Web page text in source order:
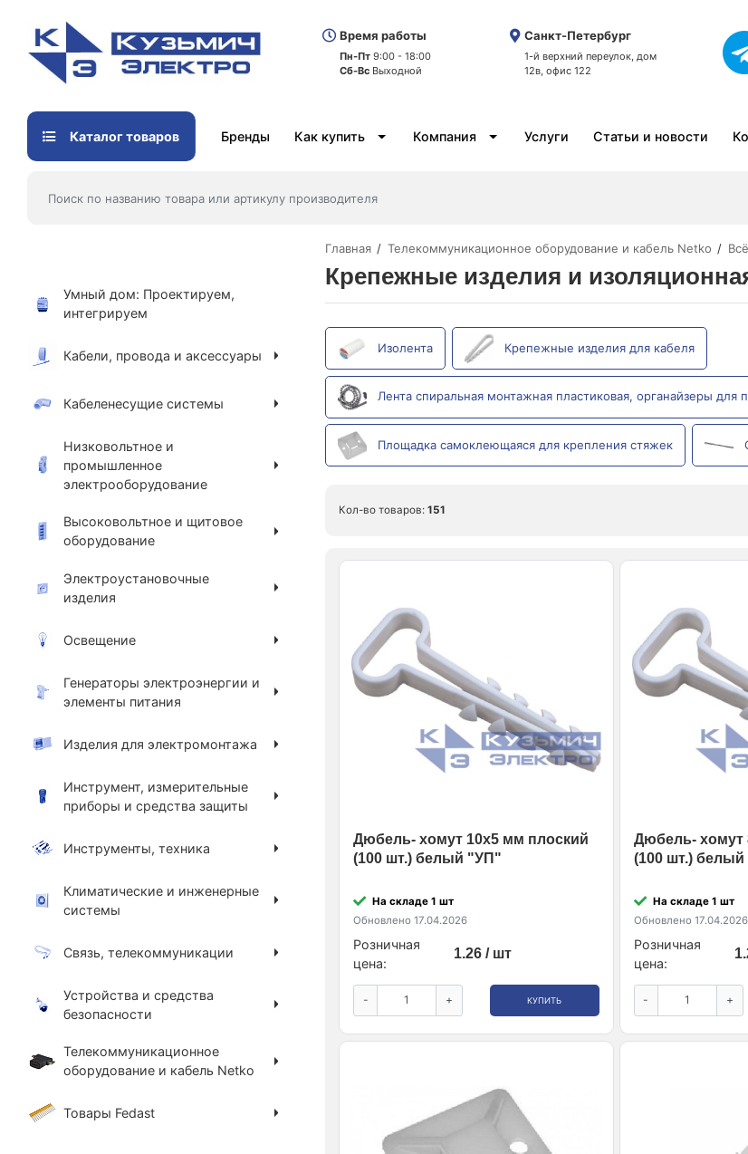
Время работы
Пн-Пт 9:00 - 18:00
Сб-Вс Выходной
Санкт-Петербург
1-й верхний переулок, дом
12в, офис 122
Каталог товаров Бренды Как купить Компания Услуги Статьи и новости
Главная Телекоммуникационное оборудование и кабель Netko
Крепежные изделия и
Изолента Крепежные изделия для кабеля
Лента спиральная монтажная пластиковая, органайзеры для
Площадка самоклеющаяся для крепления стяжек
Кол-во товаров: 151
Дюбель- хомут 10х5 мм плоский
(100 шт.) белый "УП"
На складе 1 шт
Обновлено 17.04.2026
Розничная
цена:
1.26 / шт
- + КУПИТЬ
Дюбель- хомут
(100 шт.)
На складе 1 шт
Обновлено 17.04.2026
Розничная
цена:
- +
Умный дом: Проектируем,
интегрируем
Кабели, провода и аксессуары
Кабеленесущие системы
Низковольтное и
промышленное
электрооборудование
Высоковольтное и щитовое
оборудование
Электроустановочные
изделия
Освещение
Генераторы электроэнергии и
элементы питания
Изделия для электромонтажа
Инструмент, измерительные
приборы и средства защиты
Инструменты, техника
Климатические и инженерные
системы
Связь, телекоммуникации
Устройства и средства
безопасности
Телекоммуникационное
оборудование и кабель Netko
Товары Fedast